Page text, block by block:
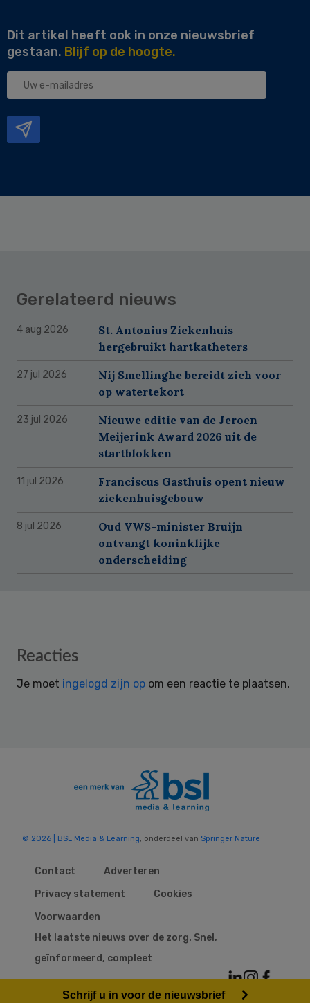
Dit artikel heeft ook in onze nieuwsbrief
gestaan. Blijf op de hoogte.
Uw
Gerelateerd nieuws
4 aug 2026
St. Antonius Ziekenhuis
hergebruikt hartkatheters
27 jul 2026
Nij Smellinghe bereidt zich voor
op watertekort
23 jul 2026
Nieuwe editie van de Jeroen
Meijerink Award 2026 uit de
startblokken
11 jul 2026
Franciscus Gasthuis opent nieuw
ziekenhuisgebouw
8 jul 2026
Oud VWS-minister Bruijn
ontvangt koninklijke
onderscheiding
Reader
Reacties
Je moet ingelogd zijn op om een reactie te plaatsen.
© 2026 | BSL Media & Learning , onderdeel van Springer Nature
Contact
Adverteren
Privacy statement
Cookies
Voorwaarden
Het laatste nieuws over de zorg. Snel,
geïnformeerd, compleet
Schrijf u in voor de nieuwsbrief